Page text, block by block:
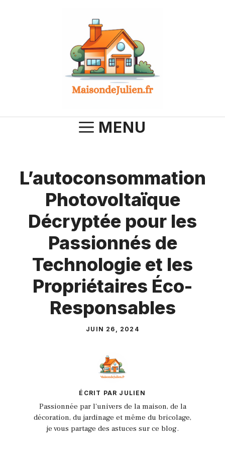
MENU
L’autoconsommation
Photovoltaïque
Décryptée pour les
Passionnés de
Technologie et les
Propriétaires Éco-
Responsables
JUIN 26, 2024
ÉCRIT PAR JULIEN
Passionnée par l'univers de la maison, de la
décoration, du jardinage et même du bricolage,
je vous partage des astuces sur ce blog.